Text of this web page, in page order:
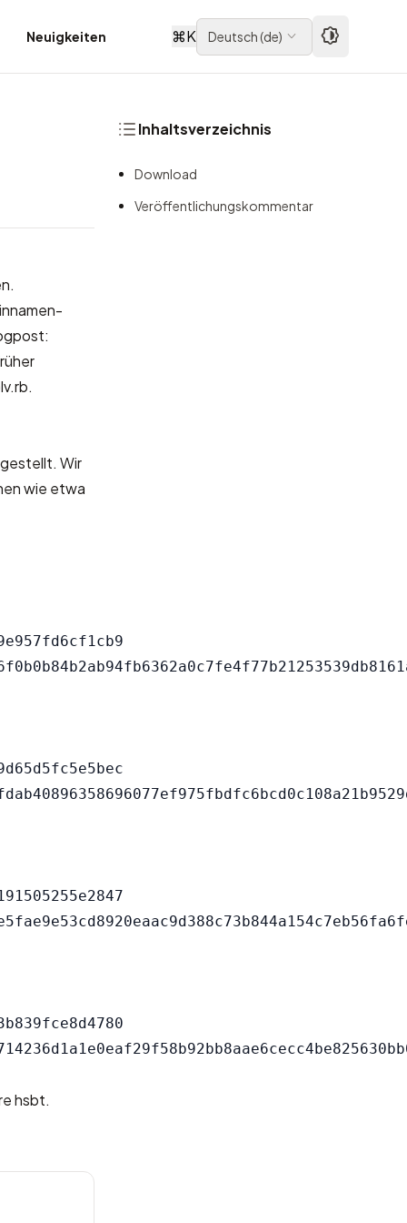
Neuigkeiten ⌘K Deutsch(de)
Wir
wie etwa
hsbt.
Inhaltsverzeichnis
Download
Veröffentlichungskommentar